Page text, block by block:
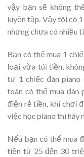
vậy bạn sẽ không
luyện tập. Vậy tôi có
nhưng chưa có nhiều
Bạn có thể mua 1
loại vừa túi tiền,
tư 1 chiếc đàn
toàn có thể mua đàn
điện rẻ tiền, khi chơi
việc học piano thì hãy
Nếu bạn có thể mua
tiền từ 25 đến 30